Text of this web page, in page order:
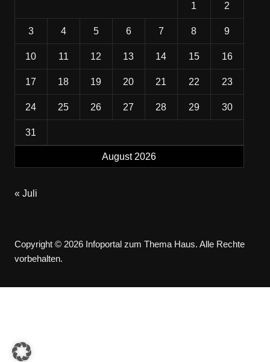
August 2026
1 2
3 4 5 6 7 8 9
10 11 12 13 14 15 16
17 18 19 20 21 22 23
24 25 26 27 28 29 30
31
« Juli
Copyright © 2026 Infoportal zum Thema Haus. Alle Rechte
vorbehalten.